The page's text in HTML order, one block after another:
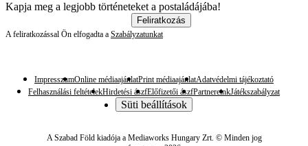
Kapja meg a legjobb történeteket a postaládájába!
Feliratkozás
A feliratkozással Ön elfogadta a Szabályzatunkat
ImpresszumOnline médiaajánlatPrint médiaajánlatAdatvédelmi tájékoztató
Felhasználási feltételekHirdetési ászfElőfizetői ászfPartnereinkJátékszabályzat
Süti beállítások
A Szabad Föld kiadója a Mediaworks Hungary Zrt. © Minden jog